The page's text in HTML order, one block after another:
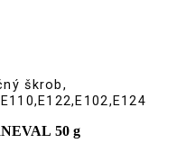
škrob,
50 g